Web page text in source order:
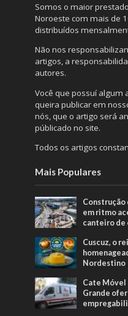
Somos o maior
Noroeste com mais de
distribuídos
Não nos
artigos, a
autores.
Você que possuí algum
queira publicar em
nós, que o artigo será
públicado no site.
Todos os artigos
Mais Populares
Construção
em ritmo
canteiro de
Cuscuz, o
Nordestino
Cate Móvel
Grande